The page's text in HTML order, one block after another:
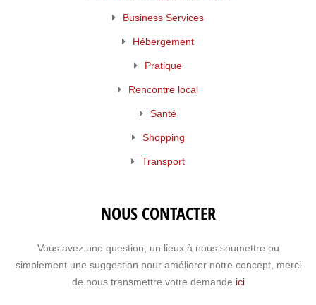
Business Services
Hébergement
Pratique
Rencontre local
Santé
Shopping
Transport
NOUS CONTACTER
Vous avez une question, un lieux à nous soumettre ou
simplement une suggestion pour améliorer notre concept, merci
de nous transmettre votre demande ici